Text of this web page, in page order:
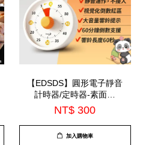
【EDSDS】圓形電子靜音
計時器/定時器-素面款
(EDS-P5703)
NT$ 300
加入購物車